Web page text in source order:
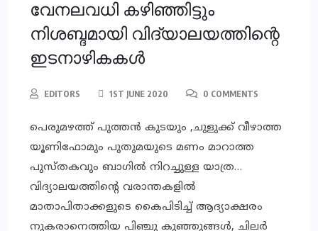
വേനലവധി കഴിഞ്ഞിട്ടും
നിശബ്ദമായി വിദ്യാലയത്തിന്റെ
ഇടനാഴികകൾ
EDITORS 1ST JUNE 2020 0 COMMENTS
പെരുമഴത്ത് പുത്തൻ കുടയും ,ചുളുക്ക് വീഴാത്ത
യൂണിഫോമും പുതുമയുടെ മണം മാറാത്ത
പുസ്തകവും ബാഗിൽ നിറച്ചുള്ള യാത്ര…
വിദ്യാലയത്തിന്റെ വരാന്തകളിൽ
മാതാപിതാക്കളുടെ കൈപിടിച്ച് ആദ്യാക്ഷരം
നുകരാനെത്തിയ പിഞ്ചു കുഞ്ഞുങ്ങൾ, ചിലർ